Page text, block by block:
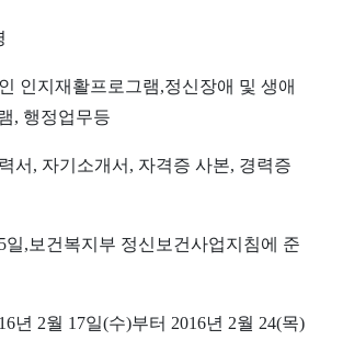
인지재활프로그램,정신장애 및 생애
, 행정업무등
서 , 자기소개서 , 자격증 사본, 경력증
일, 보건복지부 정신보건사업지침에 준
년 2월 17일(수)부터 2016년 2월 24(목)